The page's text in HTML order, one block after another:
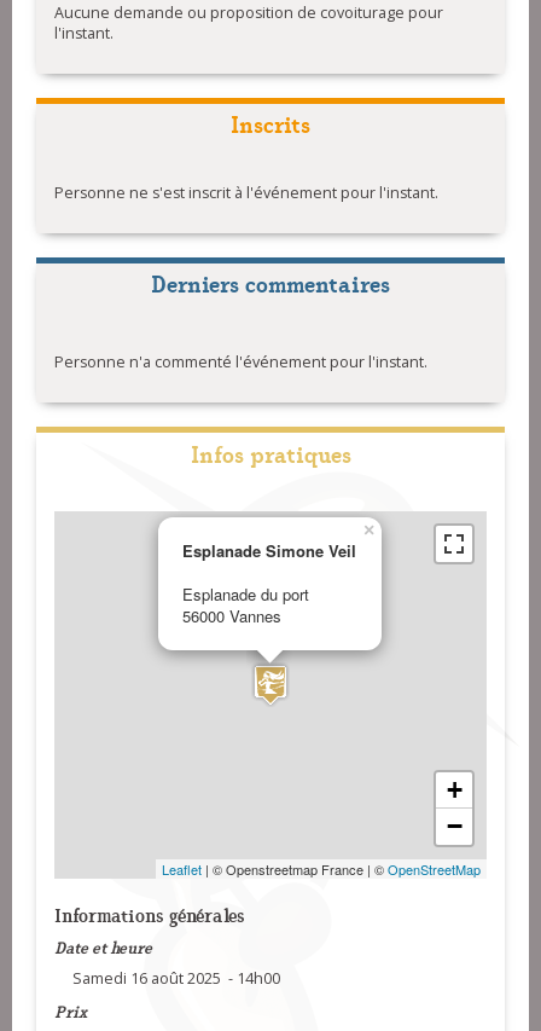
Aucune demande ou proposition de covoiturage pour
l'instant.
Inscrits
Personne ne s'est inscrit à l'événement pour l'instant.
Derniers commentaires
Personne n'a commenté l'événement pour l'instant.
Infos pratiques
Esplanade Simone Veil
Esplanade du port
56000 Vannes
×
+
−
Leaflet | © Openstreetmap France | ©OpenStreetMap
Informations générales
Date et heure
Samedi 16 août 2025 - 14h00
Prix